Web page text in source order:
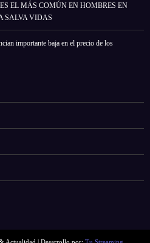
EL MÁS COMÚN EN HOMBRES EN
SALVA VIDAS
importante baja en el precio de los